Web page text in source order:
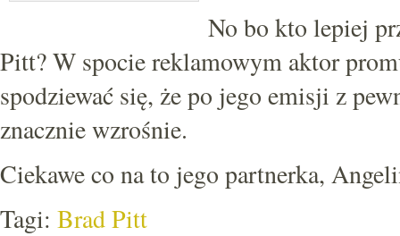
No bo kto lepiej
Pitt? W spocie reklamowym aktor
spodziewać się, że po jego emisji z
znacznie wzrośnie.
Ciekawe co na to jego partnerka,
Tagi: Brad Pitt